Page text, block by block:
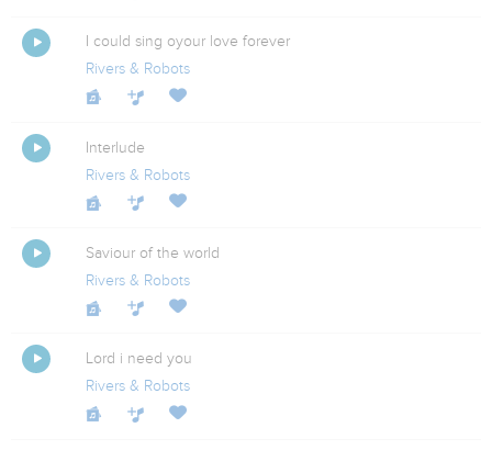
I could sing oyour love forever
Rivers & Robots
Interlude
Rivers & Robots
Saviour of the world
Rivers & Robots
Lord i need you
Rivers & Robots